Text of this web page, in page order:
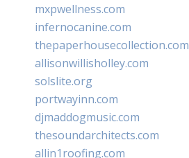
mxpwellness.com
infernocanine.com
thepaperhousecollection.com
allisonwillisholley.com
solslite.org
portwayinn.com
djmaddogmusic.com
thesoundarchitects.com
allin1roofing.com